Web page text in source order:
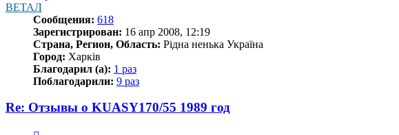
ВЕТАЛ
Сообщения: 618
Зарегистрирован: 16 апр 2008, 12:19
Страна, Регион, Область: Рідна ненька Україна
Город: Харків
Благодарил (а): 1 раз
Поблагодарили: 9 раз
Re: Отзывы о KUASY170/55 1989 год